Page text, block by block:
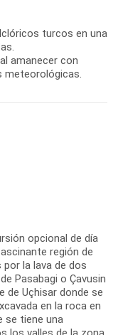
turcos en una
amanecer con
meteorológicas.
opcional de día
región de
la lava de dos
Pasabagi o Çavusin
de Uçhisar donde se
en la roca en
se tiene una